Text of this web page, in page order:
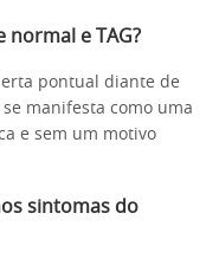
normal e TAG?
pontual diante de
manifesta como uma
e sem um motivo
sintomas do